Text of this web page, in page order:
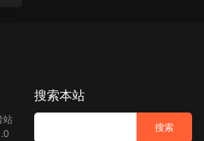
站
搜索本站